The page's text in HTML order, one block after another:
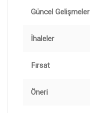
Güncel Gelişmeler
İhaleler
Fırsat
Öneri